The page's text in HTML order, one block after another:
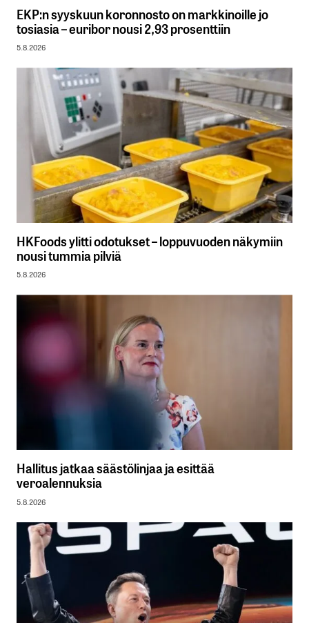
EKP:n syyskuun koronnosto on markkinoille jo
tosiasia – euribor nousi 2,93 prosenttiin
5.8.2026
HKFoods ylitti odotukset – loppuvuoden näkymiin
nousi tummia pilviä
5.8.2026
Hallitus jatkaa säästölinjaa ja esittää
veroalennuksia
5.8.2026